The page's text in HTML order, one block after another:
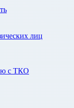
лиц
с ТКО